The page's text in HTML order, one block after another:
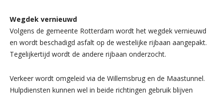
Wegdek vernieuwd
Volgens de gemeente Rotterdam wordt het wegdek vernieuwd
en wordt beschadigd asfalt op de westelijke rijbaan aangepakt.
Tegelijkertijd wordt de andere rijbaan onderzocht.
Verkeer wordt omgeleid via de Willemsbrug en de Maastunnel.
Hulpdiensten kunnen wel in beide richtingen gebruik blijven